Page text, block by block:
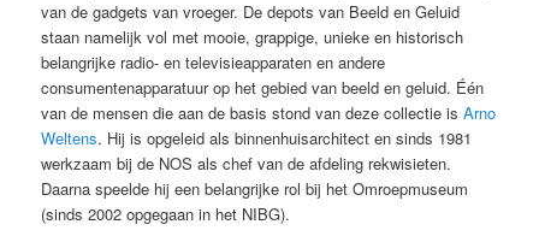
van de gadgets van vroeger. De depots van Beeld en Geluid
staan namelijk vol met mooie, grappige, unieke en historisch
belangrijke radio- en televisieapparaten en andere
consumentenapparatuur op het gebied van beeld en geluid. Één
van de mensen die aan de basis stond van deze collectie isArno
Weltens. Hij is opgeleid als binnenhuisarchitect en sinds 1981
werkzaam bij de NOS als chef van de afdeling rekwisieten.
Daarna speelde hij een belangrijke rol bij het Omroepmuseum
(sinds 2002 opgegaan in het NIBG).